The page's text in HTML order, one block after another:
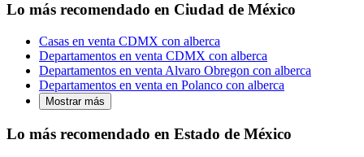
Lo más recomendado en Ciudad de México
Casas en venta CDMX con alberca
Departamentos en venta CDMX con alberca
Departamentos en venta Alvaro Obregon con alberca
Departamentos en venta en Polanco con alberca
Mostrar más
Lo más recomendado en Estado de México